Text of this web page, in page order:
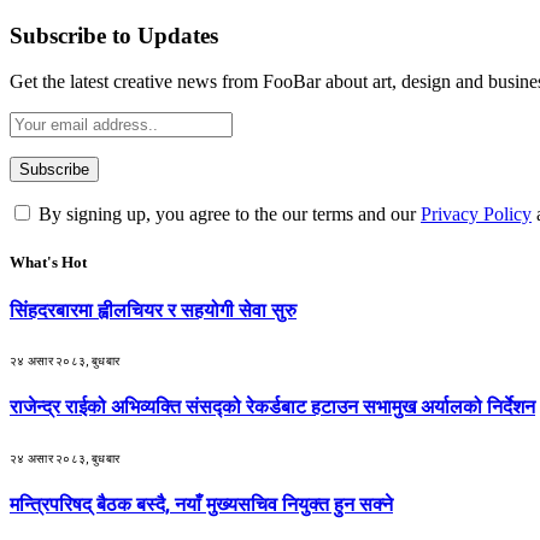
Subscribe to Updates
Get the latest creative news from FooBar about art, design and
By signing up, you agree to the our terms and ourPrivacy Policy
What's Hot
सिंहदरबारमा ह्वीलचियर र सहयोगी सेवा सुरु
२४ असार २०८३, बुधबार
राजेन्द्र राईको अभिव्यक्ति संसद्को रेकर्डबाट हटाउन सभामुख अर्यालको निर्देशन
२४ असार २०८३, बुधबार
मन्त्रिपरिषद् बैठक बस्दै, नयाँ मुख्यसचिव नियुक्त हुन सक्ने